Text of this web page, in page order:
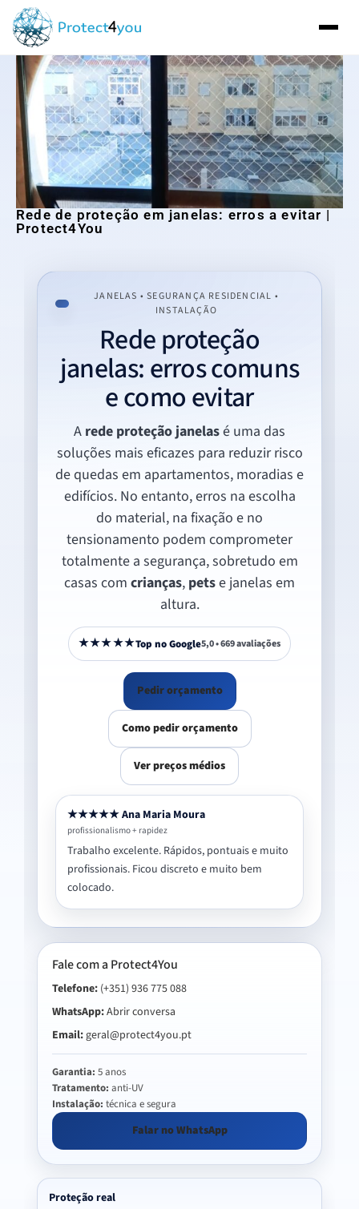
Rede de proteção em janelas: erros a evitar |
Protect4You
JANELAS • SEGURANÇA RESIDENCIAL •
INSTALAÇÃO
Rede proteção
janelas: erros comuns
e como evitar
A rede proteção janelasé uma das
soluções mais eficazes para reduzir risco
de quedas em apartamentos, moradias e
edifícios. No entanto, erros na escolha
do material, na fixação e no
tensionamento podem comprometer
totalmente a segurança, sobretudo em
casas com crianças, petse janelas em
altura.
★★★★★Top no Google5,0 • 669 avaliações
Pedir orçamento
Como pedir orçamento
Ver preços médios
★★★★★ Ana Maria Moura
profissionalismo + rapidez
Trabalho excelente. Rápidos, pontuais e muito
profissionais. Ficou discreto e muito bem
colocado.
Fale com a Protect4You
Telefone: (+351) 936 775 088
WhatsApp:Abrir conversa
Email:geral@protect4you.pt
Garantia: 5 anos
Tratamento: anti-UV
Instalação: técnica e segura
Falar no WhatsApp
Proteção real